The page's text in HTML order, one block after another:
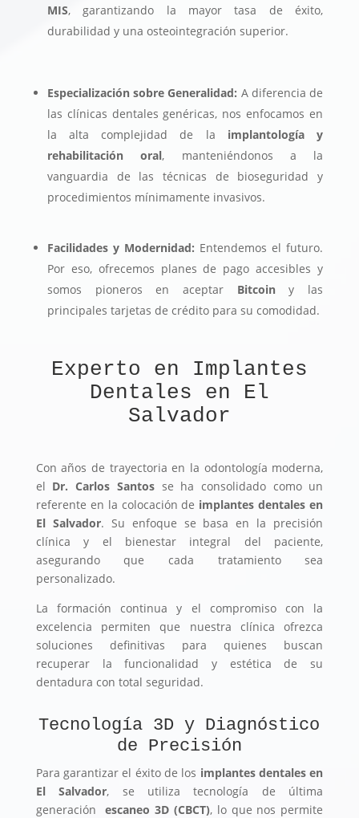
MIS, garantizando la mayor tasa de éxito,
durabilidad y una osteointegración superior.
Especialización sobre Generalidad: A diferencia de
las clínicas dentales genéricas, nos enfocamos en
la alta complejidad de la implantología y
rehabilitación oral, manteniéndonos a la
vanguardia de las técnicas de bioseguridad y
procedimientos mínimamente invasivos.
Facilidades y Modernidad: Entendemos el futuro.
Por eso, ofrecemos planes de pago accesibles y
somos pioneros en aceptar Bitcoiny las
principales tarjetas de crédito para su comodidad.
Experto en Implantes
Dentales en El
Salvador
Con años de trayectoria en la odontología moderna,
el Dr. Carlos Santosse ha consolidado como un
referente en la colocación de implantes dentales en
El Salvador. Su enfoque se basa en la precisión
clínica y el bienestar integral del paciente,
asegurando que cada tratamiento sea
personalizado.
La formación continua y el compromiso con la
excelencia permiten que nuestra clínica ofrezca
soluciones definitivas para quienes buscan
recuperar la funcionalidad y estética de su
dentadura con total seguridad.
Tecnología 3D y Diagnóstico
de Precisión
Para garantizar el éxito de los implantes dentales en
El Salvador, se utiliza tecnología de última
generación
escaneo 3D (CBCT), lo que nos permite